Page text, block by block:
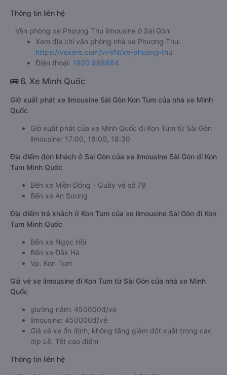
Thông tin liên hệ
Văn phòng xe Phượng Thu limousine ở Sài Gòn:
Xem địa chỉ văn phòng nhà xe Phượng Thu:
https://vexere.com/vi-VN/xe-phuong-thu
Điện thoại: 1900 888684
🚌 6. Xe Minh Quốc
Giờ xuất phát xe limousine Sài Gòn Kon Tum của nhà xe Minh
Quốc
Giờ xuất phát của xe Minh Quốc đi Kon Tum từ Sài Gòn
limousine: 17:00, 18:00, 18:30
Địa điểm đón khách ở Sài Gòn của xe limousine Sài Gòn đi Kon
Tum Minh Quốc
Bến xe Miền Đông - Quầy vé số 79
Bến xe An Sương
Địa điểm trả khách ở Kon Tum của xe limousine Sài Gòn đi Kon
Tum Minh Quốc
Bến xe Ngọc Hồi
Bến xe Đắk Hà
Vp. Kon Tum
Giá vé xe limousine đi Kon Tum từ Sài Gòn của nhà xe Minh
Quốc
giường nằm: 450000đ/vé
limousine: 450000đ/vé
Giá vé xe ổn định, không tăng giảm đột xuất trong các
dịp Lễ, Tết cao điểm
Thông tin liên hệ